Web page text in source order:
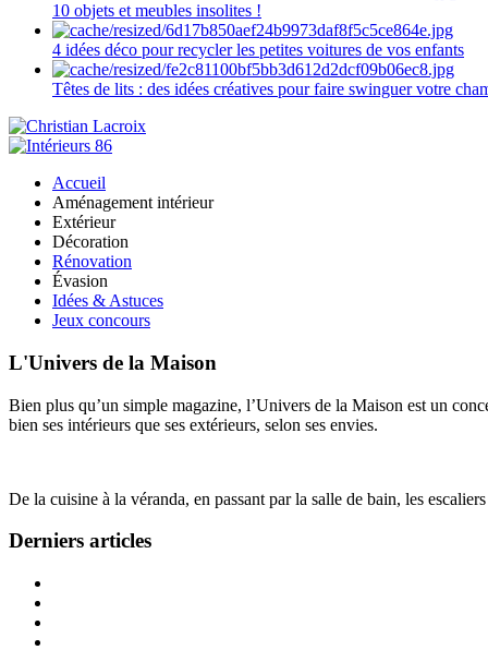
10 objets et meubles insolites !
4 idées déco pour recycler les petites voitures de vos enfants
Têtes de lits : des idées créatives pour faire swinguer votre
Accueil
Aménagement intérieur
Extérieur
Décoration
Rénovation
Évasion
Idées & Astuces
Jeux concours
L'Univers de la Maison
Bien plus qu’un simple magazine, l’Univers de la Maison est un
bien ses intérieurs que ses extérieurs, selon ses envies.
De la cuisine à la véranda, en passant par la salle de bain, les
Derniers articles